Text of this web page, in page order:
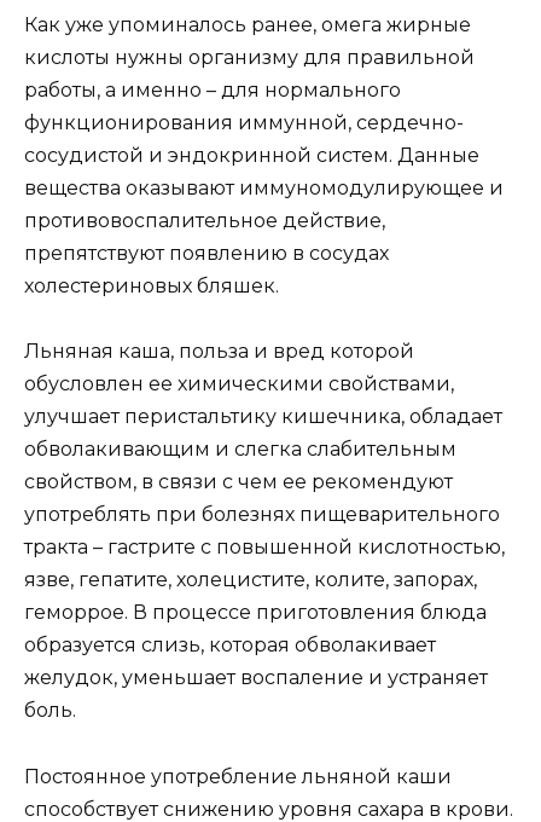
Как уже упоминалось ранее, омега жирные
кислоты нужны организму для правильной
работы, а именно – для нормального
функционирования иммунной, сердечно-
сосудистой и эндокринной систем. Данные
вещества оказывают иммуномодулирующее и
противовоспалительное действие,
препятствуют появлению в сосудах
холестериновых бляшек.
Льняная каша, польза и вред которой
обусловлен ее химическими свойствами,
улучшает перистальтику кишечника, обладает
обволакивающим и слегка слабительным
свойством, в связи с чем ее рекомендуют
употреблять при болезнях пищеварительного
тракта – гастрите с повышенной кислотностью,
язве, гепатите, холецистите, колите, запорах,
геморрое. В процессе приготовления блюда
образуется слизь, которая обволакивает
желудок, уменьшает воспаление и устраняет
боль.
Постоянное употребление льняной каши
способствует снижению уровня сахара в крови.